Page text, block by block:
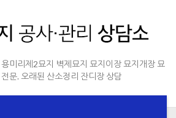
미리제2묘지 벽제묘지 묘지이장 묘지개장 묘
문. 오래된 산소정리 잔디장 상담